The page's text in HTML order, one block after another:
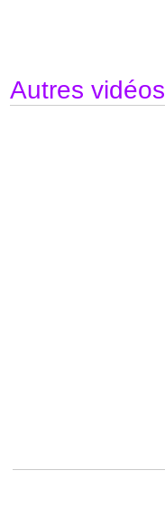
Autres vidéos